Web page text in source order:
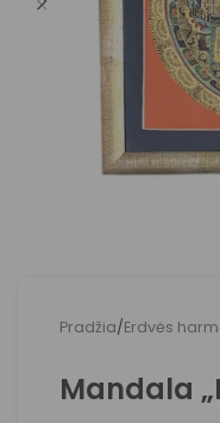
Pradžia/Erdvės
Mandala